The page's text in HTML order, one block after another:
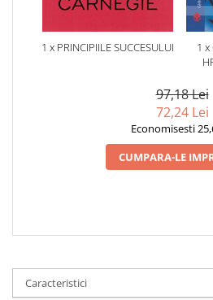
1 x PRINCIPIILE SUCCESULUI
1 x
97,18 Lei
72,24 Lei
Economisesti
CUMPARA-LE
Caracteristici